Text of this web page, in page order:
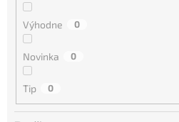
Výhodne 0
Novinka 0
Tip 0